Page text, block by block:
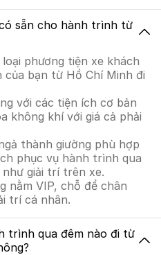
sẵn cho hành trình từ
phương tiện xe khách
bạn từ Hồ Chí Minh đi
với các tiện ích cơ bản
không khí với giá cả phải
thành giường phù hợp
phục vụ hành trình qua
giải trí trên xe.
nằm VIP, chỗ để chân
trí cá nhân.
trình qua đêm nào đi từ